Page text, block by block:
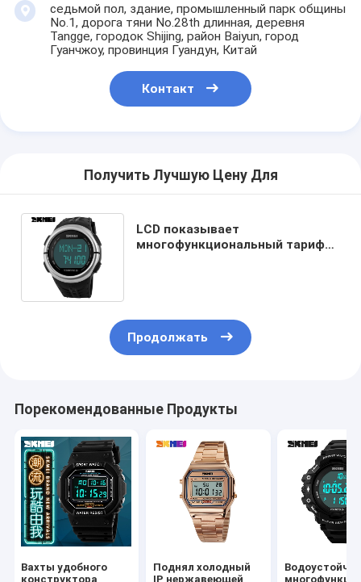
седьмой пол, здание, промышленный парк общины
No.1, дорога тяни No.28th длинная, деревня
Tangge, городок Shijing, район Baiyun, город
Гуанчжоу, провинция Гуандун, Китай
Контакт
Получить Лучшую Цену Для
LCD показывает
многофункциональный тариф
Продолжать
Порекомендованные Продукты
Вахты удобного
конструктора
Поднял холодный
IP нержавеющей